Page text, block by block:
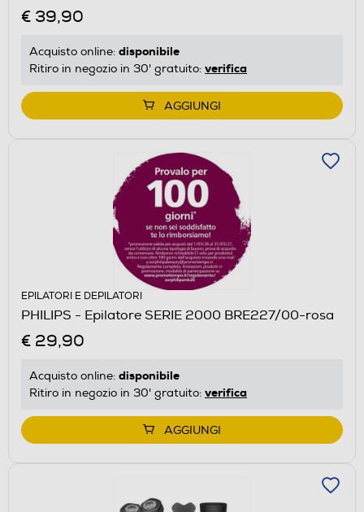
€ 39,90
Acquisto online: disponibile
Ritiro in negozio in 30' gratuito: verifica
AGGIUNGI
EPILATORI E DEPILATORI
PHILIPS - Epilatore SERIE 2000 BRE227/00-rosa
€ 29,90
Acquisto online: disponibile
Ritiro in negozio in 30' gratuito: verifica
AGGIUNGI